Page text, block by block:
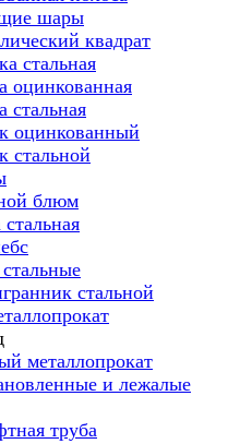
шары
квадрат
стальная
оцинкованная
стальная
оцинкованный
стальной
блюм
стальной
металлопрокат
и лежалые
труба